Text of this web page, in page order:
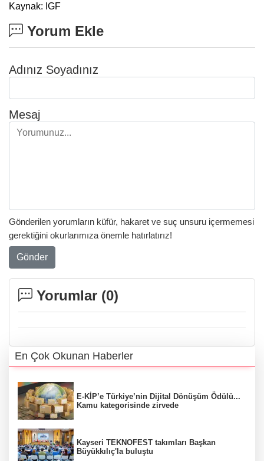
Kaynak: IGF
Yorum Ekle
Adınız Soyadınız
Mesaj
Gönderilen yorumların küfür, hakaret ve suç unsuru içermemesi
gerektiğini okurlarımıza önemle hatırlatırız!
Gönder
Yorumlar (0)
En Çok Okunan Haberler
E-KİP’e Türkiye’nin Dijital Dönüşüm Ödülü...
Kamu kategorisinde zirvede
Kayseri TEKNOFEST takımları Başkan
Büyükkılıç'la buluştu